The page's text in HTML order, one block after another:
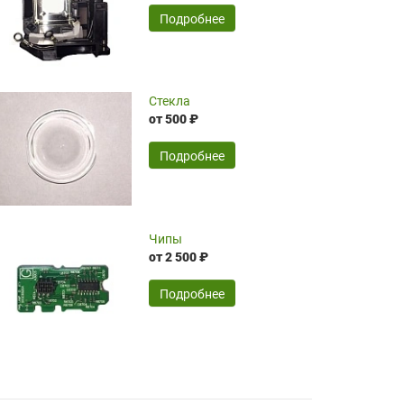
временные затраты по достаточно
оптимизированной стоимости, чему
чрезмерно благодарны!)))
SERGEY FOURSOV,24.04.2026
широкий ассортимент ламп, как оригиналов,
так и аналогов.Быстрое оформление и
передача в доставку, приемлемые цены. Мне
понравилось.
Читать полностью
16.04.2026
Подробнее
Стекла
от 500 ₽
Подробнее
Чипы
от 2 500 ₽
Подробнее